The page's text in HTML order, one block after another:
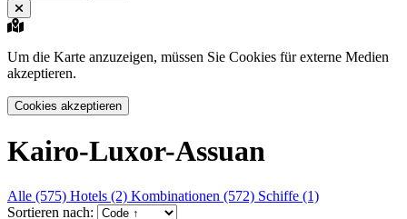
Um die Karte anzuzeigen, müssen Sie Cookies für externe Medien
akzeptieren.
Cookies akzeptieren
Kairo-Luxor-Assuan
Alle (575) Hotels (2) Kombinationen (572) Schiffe (1)
Sortieren nach: